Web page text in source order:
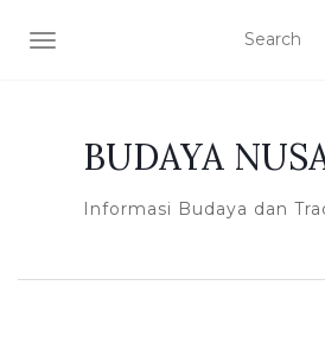
TOGGLE NAVIGATION
BUDAYA
Informasi Budaya dan